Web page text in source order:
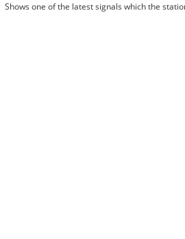
Shows one of the latest signals which the